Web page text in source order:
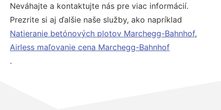
Neváhajte a kontaktujte nás pre viac informácií.
Prezrite si aj ďalšie naše služby, ako napríklad
Natieranie betónových plotov Marchegg-Bahnhof,
Airless maľovanie cena Marchegg-Bahnhof
.